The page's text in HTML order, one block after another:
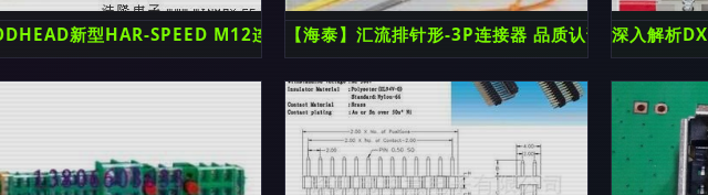
新型HAR-SPEED M12连接器 广州浩隆电子专业剖析【海泰】汇流排针形-3P连接器 品质认证与出口优势
深入解析